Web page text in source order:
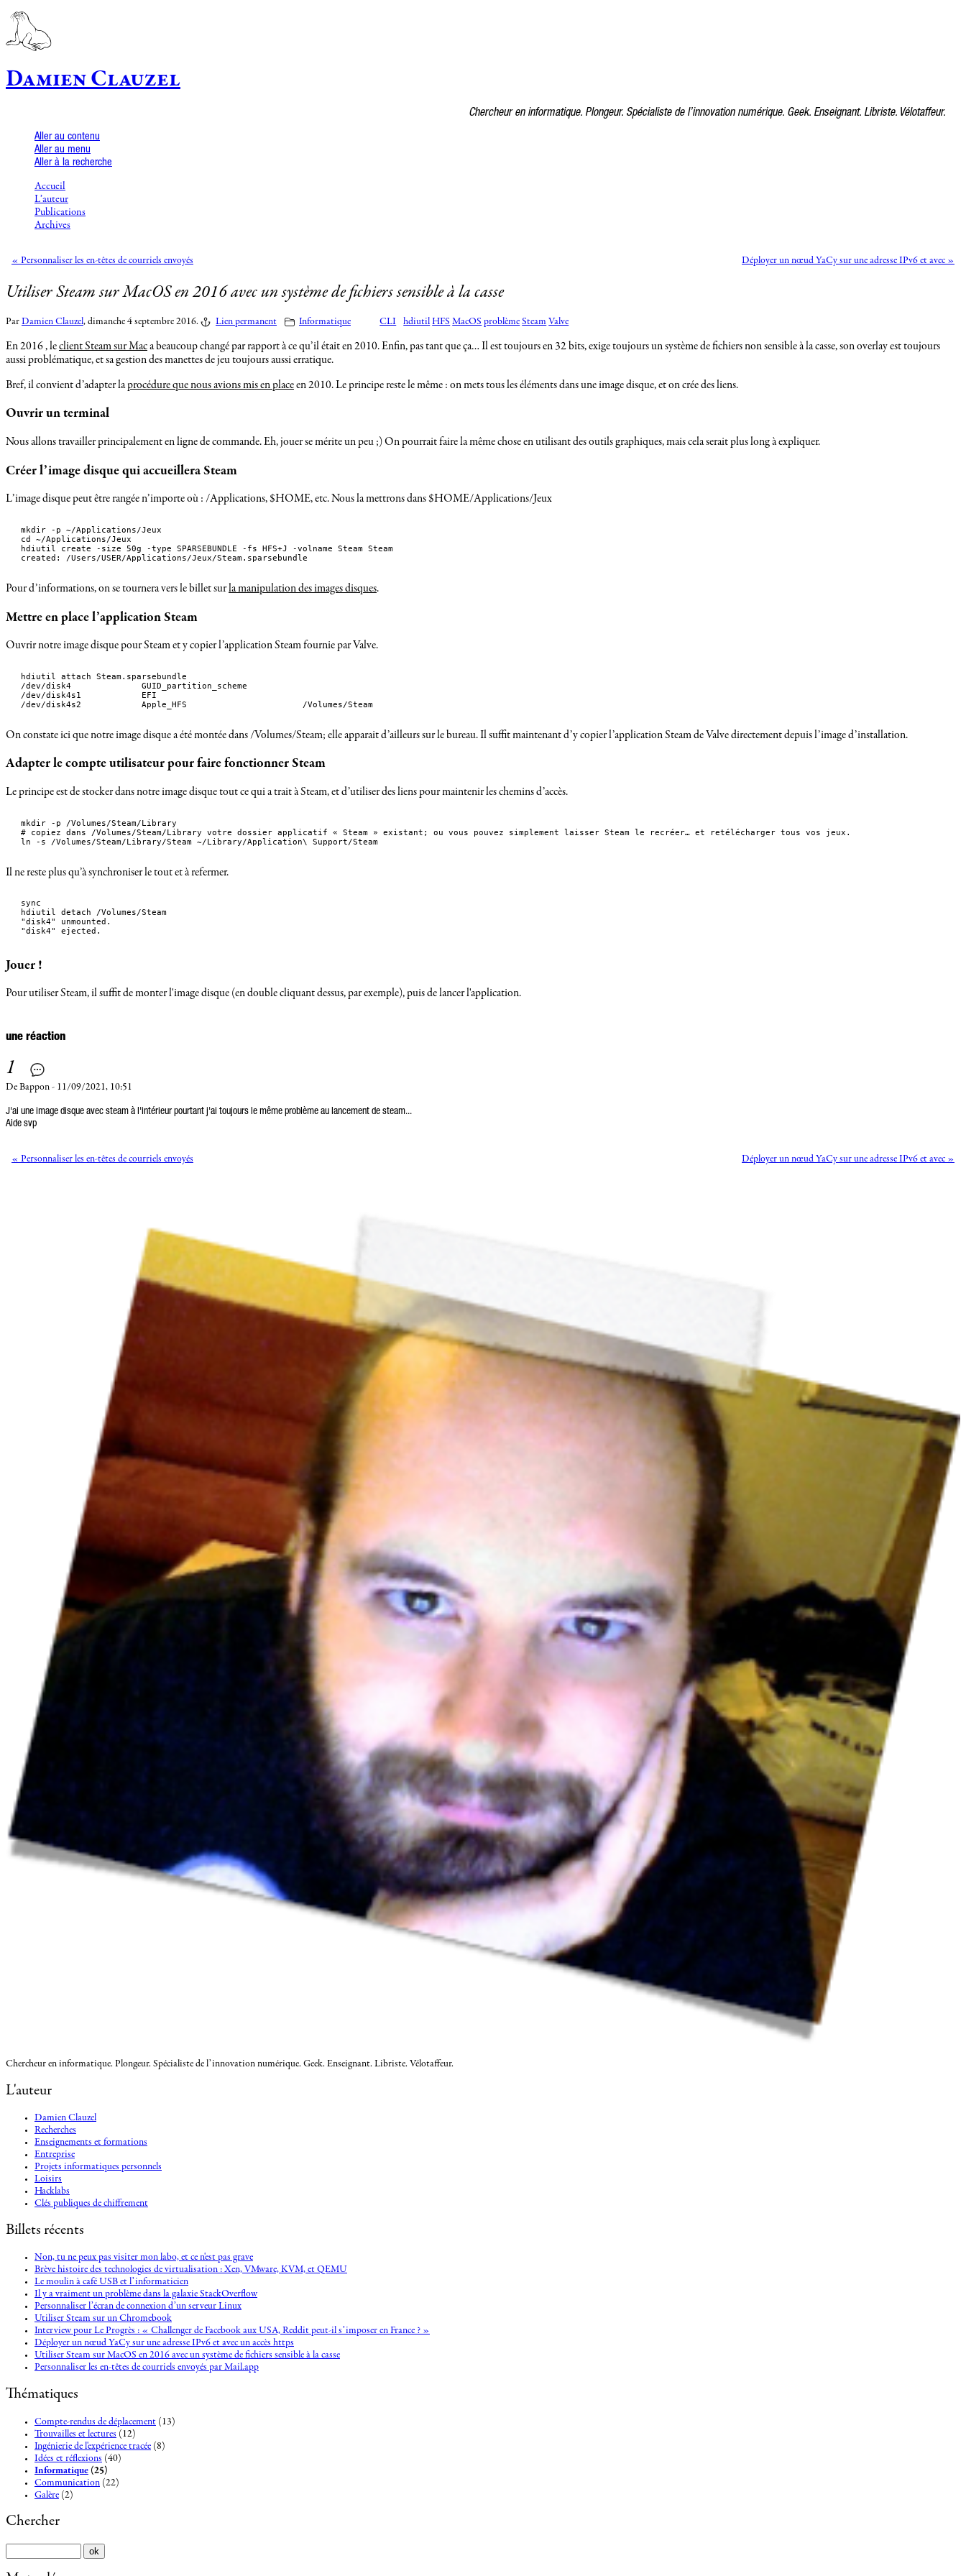
Damien Clauzel
Chercheur en informatique. Plongeur. Spécialiste de l’innovation numérique. Geek. Enseignant. Libriste. Vélotaffeur.
Aller au contenu
Aller au menu
Aller à la recherche
Accueil
L’auteur
Publications
Archives
« Personnaliser les en-têtes de courriels envoyés Déployer un nœud YaCy sur une adresse IPv6 et avec »
Utiliser Steam sur MacOS en 2016 avec un système de fichiers sensible à la casse
Par Damien Clauzel, dimanche 4 septembre 2016. Lien permanent Informatique CLI hdiutil HFS MacOS problème Steam Valve
En 2016 , leclient Steam sur Maca beaucoup changé par rapport à ce qu’il était en 2010. Enfin, pas tant que ça… Il est toujours en 32 bits, exige toujours un système de fichiers non sensible à la casse, son overlay est toujours
aussi problématique, et sa gestion des manettes de jeu toujours aussi erratique.
Bref, il convient d’adapter laprocédure que nous avions mis en placeen 2010. Le principe reste le même : on mets tous les éléments dans une image disque, et on crée des liens.
Ouvrir un terminal
Nous allons travailler principalement en ligne de commande. Eh, jouer se mérite un peu ;) On pourrait faire la même chose en utilisant des outils graphiques, mais cela serait plus long à expliquer.
Créer l’image disque qui accueillera Steam
L’image disque peut être rangée n’importe où : /Applications, $HOME, etc. Nous la mettrons dans $HOME/Applications/Jeux
mkdir -p ~/Applications/Jeux
cd ~/Applications/Jeux
hdiutil create -size 50g -type SPARSEBUNDLE -fs HFS+J -volname Steam Steam
created: /Users/USER/Applications/Jeux/Steam.sparsebundle
Pour d’informations, on se tournera vers le billet surla manipulation des images disques.
Mettre en place l’application Steam
Ouvrir notre image disque pour Steam et y copier l’application Steam fournie par Valve.
hdiutil attach Steam.sparsebundle
/dev/disk4          	GUID_partition_scheme
/dev/disk4s1        	EFI
/dev/disk4s2        	Apple_HFS                      	/Volumes/Steam
On constate ici que notre image disque a été montée dans /Volumes/Steam; elle apparait d’ailleurs sur le bureau. Il suffit maintenant d’y copier l’application Steam de Valve directement depuis l’image d’installation.
Adapter le compte utilisateur pour faire fonctionner Steam
Le principe est de stocker dans notre image disque tout ce qui a trait à Steam, et d’utiliser des liens pour maintenir les chemins d’accès.
mkdir -p /Volumes/Steam/Library
# copiez dans /Volumes/Steam/Library votre dossier applicatif « Steam » existant; ou vous pouvez simplement laisser Steam le recréer… et retélécharger tous vos jeux.
ln -s /Volumes/Steam/Library/Steam ~/Library/Application\ Support/Steam
Il ne reste plus qu’à synchroniser le tout et à refermer.
sync
hdiutil detach /Volumes/Steam
"disk4" unmounted.
"disk4" ejected.
Jouer !
Pour utiliser Steam, il suffit de monter l'image disque (en double cliquant dessus, par exemple), puis de lancer l'application.
une réaction
1
De Bappon - 11/09/2021, 10:51
J'ai une image disque avec steam à l'intérieur pourtant j'ai toujours le même problème au lancement de steam...
Aide svp
« Personnaliser les en-têtes de courriels envoyés Déployer un nœud YaCy sur une adresse IPv6 et avec »
Chercheur en informatique. Plongeur. Spécialiste de l’innovation numérique. Geek. Enseignant. Libriste. Vélotaffeur.
L'auteur
Damien Clauzel
Recherches
Enseignements et formations
Entreprise
Projets informatiques personnels
Loisirs
Hacklabs
Clés publiques de chiffrement
Billets récents
Non, tu ne peux pas visiter mon labo, et ce n'est pas grave
Brève histoire des technologies de virtualisation : Xen, VMware, KVM, et QEMU
Le moulin à café USB et l’informaticien
Il y a vraiment un problème dans la galaxie StackOverflow
Personnaliser l’écran de connexion d’un serveur Linux
Utiliser Steam sur un Chromebook
Interview pour Le Progrès : « Challenger de Facebook aux USA, Reddit peut-il s’imposer en France ? »
Déployer un nœud YaCy sur une adresse IPv6 et avec un accès https
Utiliser Steam sur MacOS en 2016 avec un système de fichiers sensible à la casse
Personnaliser les en-têtes de courriels envoyés par Mail.app
Thématiques
Compte-rendus de déplacement (13)
Trouvailles et lectures (12)
Ingénierie de l'expérience tracée (8)
Idées et réflexions (40)
Informatique (25)
Communication (22)
Galère (2)
Chercher